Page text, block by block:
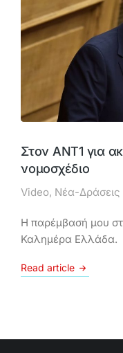
Στον ΑΝΤ1 για
νομοσχέδιο
Video, Νέα-Δράσεις
Η παρέμβασή μου
Καλημέρα Ελλάδα.
Read article